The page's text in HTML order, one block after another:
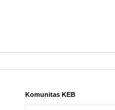
Komunitas KEB